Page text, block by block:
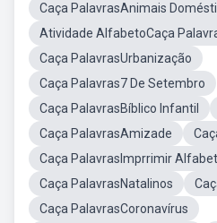
Caça PalavrasAnimais
Atividade AlfabetoCaça
Caça PalavrasUrbanização
Caça Palavras7 De Setembro
Caça PalavrasBíblico Infantil
Caça PalavrasAmizade
Caça PalavrasImprrimir
Caça PalavrasNatalinos
Caça PalavrasCoronavírus